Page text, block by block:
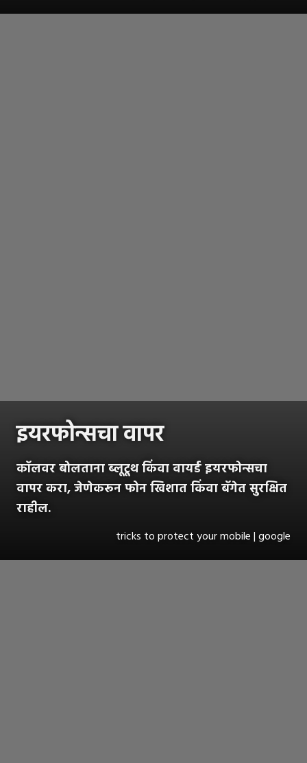
इयरफोन्सचा वापर
कॉलवर बोलताना ब्लूटूथ किंवा वायर्ड इयरफोन्सचा
वापर करा, जेणेकरून फोन खिशात किंवा बॅगेत सुरक्षित
राहील.
tricks to protect your mobile | google